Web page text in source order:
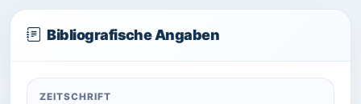
Bibliografische Angaben
ZEITSCHRIFT